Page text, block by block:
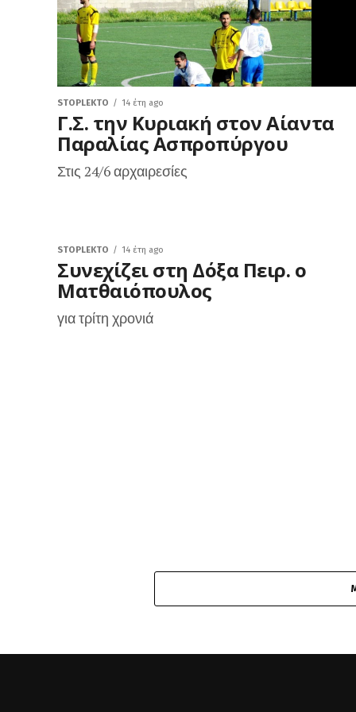
STOPLEKTO 14 έτη ago
Γ.Σ. την Κυριακή στον Αίαντα
Παραλίας Ασπροπύργου
Στις 24/6 αρχαιρεσίες
STOPLEKTO 14 έτη ago
Συνεχίζει στη Δόξα Πειρ. ο
Ματθαιόπουλος
για τρίτη χρονιά